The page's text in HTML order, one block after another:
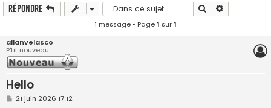
e
r
Répondre Rechercher
1 message • Page1 sur1
allanvelasco
P'tit nouveau
Hello
M
21 juin 2026 17:12